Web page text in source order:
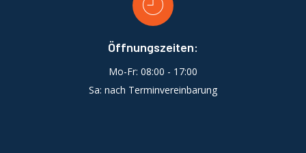
Öffnungszeiten:
Mo-Fr: 08:00 - 17:00
Sa: nach Terminvereinbarung